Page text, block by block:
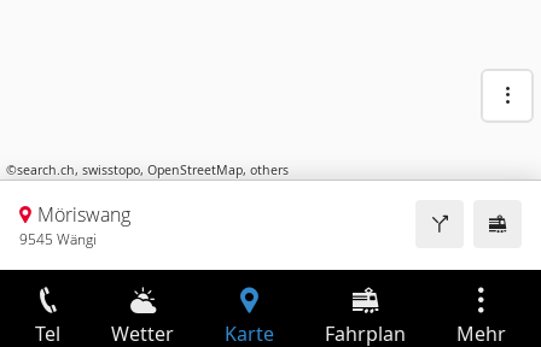
©search.ch, swisstopo, OpenStreetMap, others
Möriswang
9545 Wängi
Tel Wetter Karte Fahrplan Mehr